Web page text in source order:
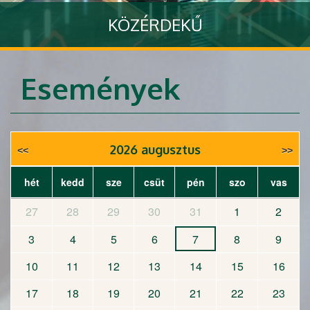
KÖZÉRDEKŰ
Események
2026 augusztus
hét kedd sze csüt pén szo vas
27 28 29 30 31 1
2
3
4 5 6 7 8
9
10
11 12 13 14 15
16
17
18 19 20 21 22
23